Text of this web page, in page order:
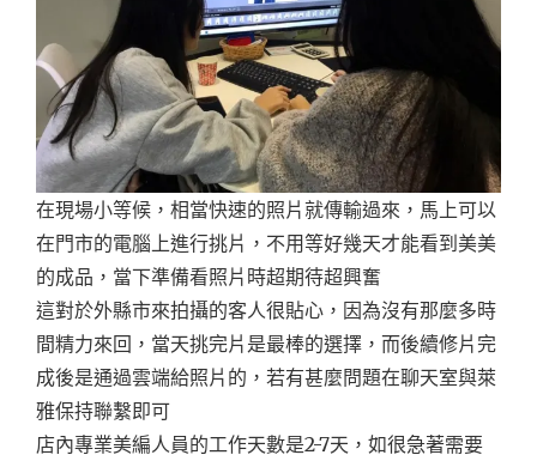
在現場小等候，相當快速的照片就傳輸過來，馬上可以
在門市的電腦上進行挑片，不用等好幾天才能看到美美
的成品，當下準備看照片時超期待超興奮
這對於外縣市來拍攝的客人很貼心，因為沒有那麼多時
間精力來回，當天挑完片是最棒的選擇，而後續修片完
成後是通過雲端給照片的，若有甚麼問題在聊天室與萊
雅保持聯繫即可
店內專業美編人員的工作天數是2-7天，如很急著需要